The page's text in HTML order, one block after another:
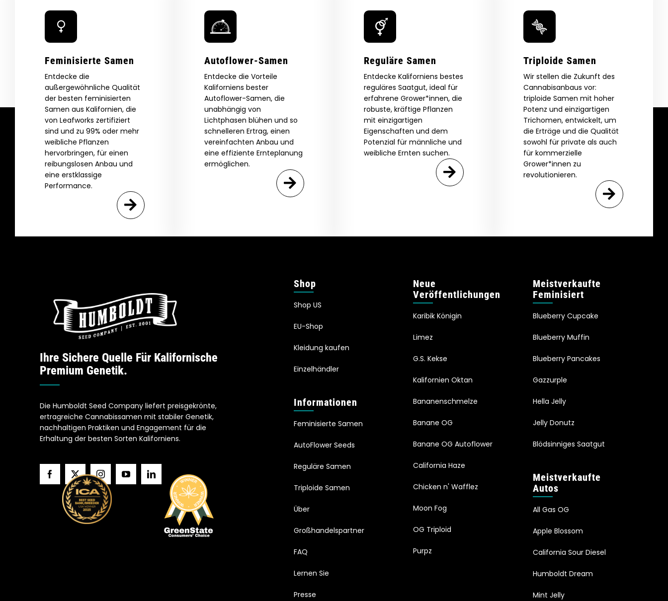
Feminisierte Samen
Entdecke die
außergewöhnliche Qualität
der besten feminisierten
Samen aus Kalifornien, die
von Leafworks zertifiziert
sind und zu 99% oder mehr
weibliche Pflanzen
hervorbringen, für einen
reibungslosen Anbau und
eine erstklassige
Performance.
Autoflower-Samen
Entdecke die Vorteile
Kaliforniens bester
Autoflower-Samen, die
unabhängig von
Lichtphasen blühen und so
schnelleren Ertrag, einen
vereinfachten Anbau und
eine effiziente Ernteplanung
ermöglichen.
Reguläre Samen
Entdecke Kaliforniens bestes
reguläres Saatgut, ideal für
erfahrene Grower*innen, die
robuste, kräftige Pflanzen
mit einzigartigen
Eigenschaften und dem
Potenzial für männliche und
weibliche Ernten suchen.
Triploide Samen
Wir stellen die Zukunft des
Cannabisanbaus vor:
triploide Samen mit hoher
Potenz und einzigartigen
Trichomen, entwickelt, um
die Erträge und die Qualität
sowohl für private als auch
für kommerzielle
Grower*innen zu
revolutionieren.
Ihre Sichere Quelle Für Kalifornische
Premium Genetik.
Die Humboldt Seed Company liefert preisgekrönte,
ertragreiche Cannabissamen mit stabiler Genetik,
nachhaltigen Praktiken und Engagement für die
Erhaltung der besten Sorten Kaliforniens.
Shop
Shop US
EU-Shop
Kleidung kaufen
Einzelhändler
Informationen
Feminisierte Samen
AutoFlower Seeds
Reguläre Samen
Triploide Samen
Über
Großhandelspartner
FAQ
Lernen Sie
Presse
Neue
Veröffentlichungen
Karibik Königin
Limez
G.S. Kekse
Kalifornien Oktan
Bananenschmelze
Banane OG
Banane OG Autoflower
California Haze
Chicken n' Wafflez
Moon Fog
OG Triploid
Purpz
Meistverkaufte
Feminisiert
Blueberry Cupcake
Blueberry Muffin
Blueberry Pancakes
Gazzurple
Hella Jelly
Jelly Donutz
Blödsinniges Saatgut
Meistverkaufte
Autos
All Gas OG
Apple Blossom
California Sour Diesel
Humboldt Dream
Mint Jelly